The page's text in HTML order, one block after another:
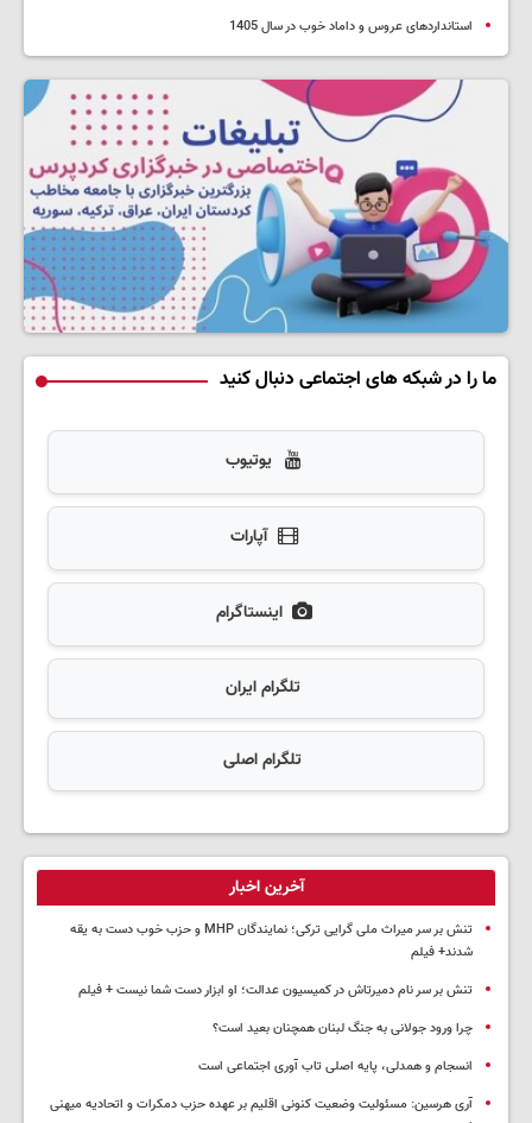
استانداردهای عروس و داماد خوب در سال 1405
ما را در شبکه های اجتماعی دنبال کنید
یوتیوب
آپارات
اینستاگرام
تلگرام ایران
تلگرام اصلی
آخرین اخبار
تنش بر سر میراث ملی گرایی ترکی؛ نمایندگان MHP و حزب خوب دست به یقه
شدند+ فیلم
تنش بر سر نام دمیرتاش در کمیسیون عدالت؛ او ابزار دست شما نیست + فیلم
چرا ورود جولانی به جنگ لبنان همچنان بعید است؟
انسجام و همدلی، پایه اصلی تاب آوری اجتماعی است
آری هرسین: مسئولیت وضعیت کنونی اقلیم بر عهده حزب دمکرات و اتحادیه میهنی